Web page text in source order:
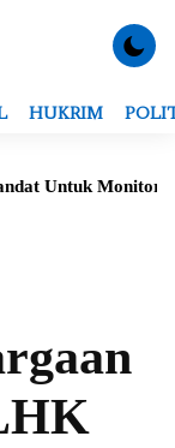
HUKRIM
Monitoring